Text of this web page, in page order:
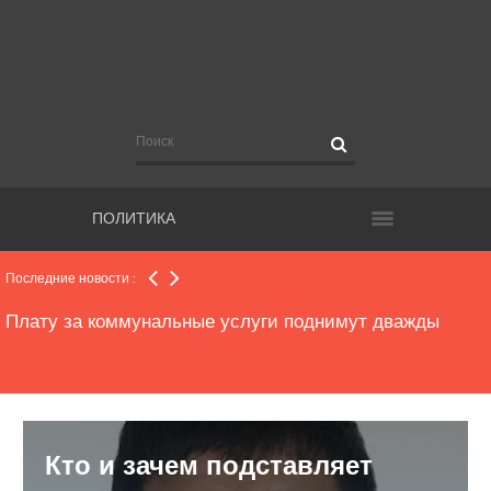
ПОЛИТИКА
Последние новости :
Названо условие, при котором предпенсионеры
транспорте
Из-за крупной коммунальной аварии в 26 многоэтажках
Самары возникли проблемы с теплом. Есть
Плату за коммунальные услуги поднимут дважды
объяснительные
Кто и зачем подставляет